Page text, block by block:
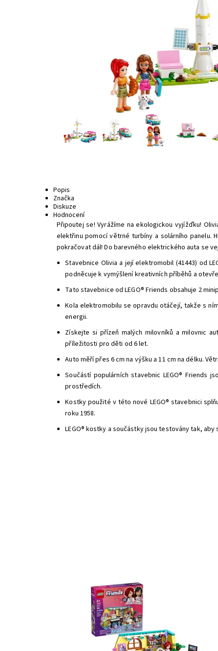
Popis
Značka
Diskuze
Hodnocení
Připoutej se! Vyrážíme na ekologickou vyjížďku!
elektřinu pomocí větrné turbíny a solárního panelu.
pokračovat dál!Do barevného elektrického auta se
Stavebnice Olivia a její elektromobil (41443) od
podněcuje k vymýšlení kreativních příběhů a
Tato stavebnice od LEGO® Friends obsahuje 2
Kola elektromobilu se opravdu otáčejí, takže s
energii.
Získejte si přízeň malých milovníků a milovnic
příležitosti pro děti od 6 let.
Auto měří přes 6 cm na výšku a 11 cm na délku.
Součástí populárních stavebnic LEGO®
prostředích.
Kostky použité v této nové LEGO® stavebnici
roku 1958.
LEGO® kostky a součástky jsou testovány tak,
Trávit čas s kamarády je taková zábava! Dnes Paisley
pozvala Liann k sobě do pokoje. Ideální místo na den
plný kreativity!
Dostupnost:
Skladem3
12306
LEGO